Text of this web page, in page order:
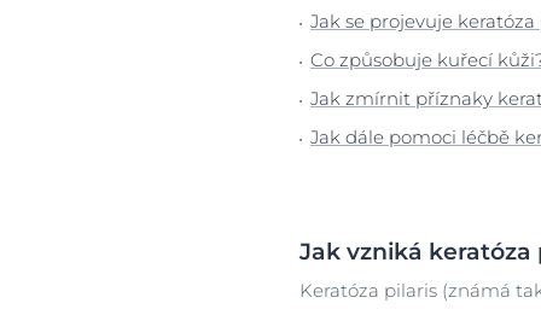
SPF 30
Jak se projevuje keratóza
Co způsobuje kuřecí
Jak zmírnit příznaky
Jak dále pomoci léčbě
Jak vzniká keratóza
Keratóza pilaris (známá